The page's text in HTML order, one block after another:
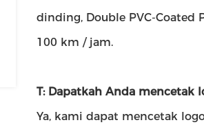
dinding, Double PVC-
100 km / jam.
T: Dapatkah Anda mencetak
Ya, kami dapat mencetak